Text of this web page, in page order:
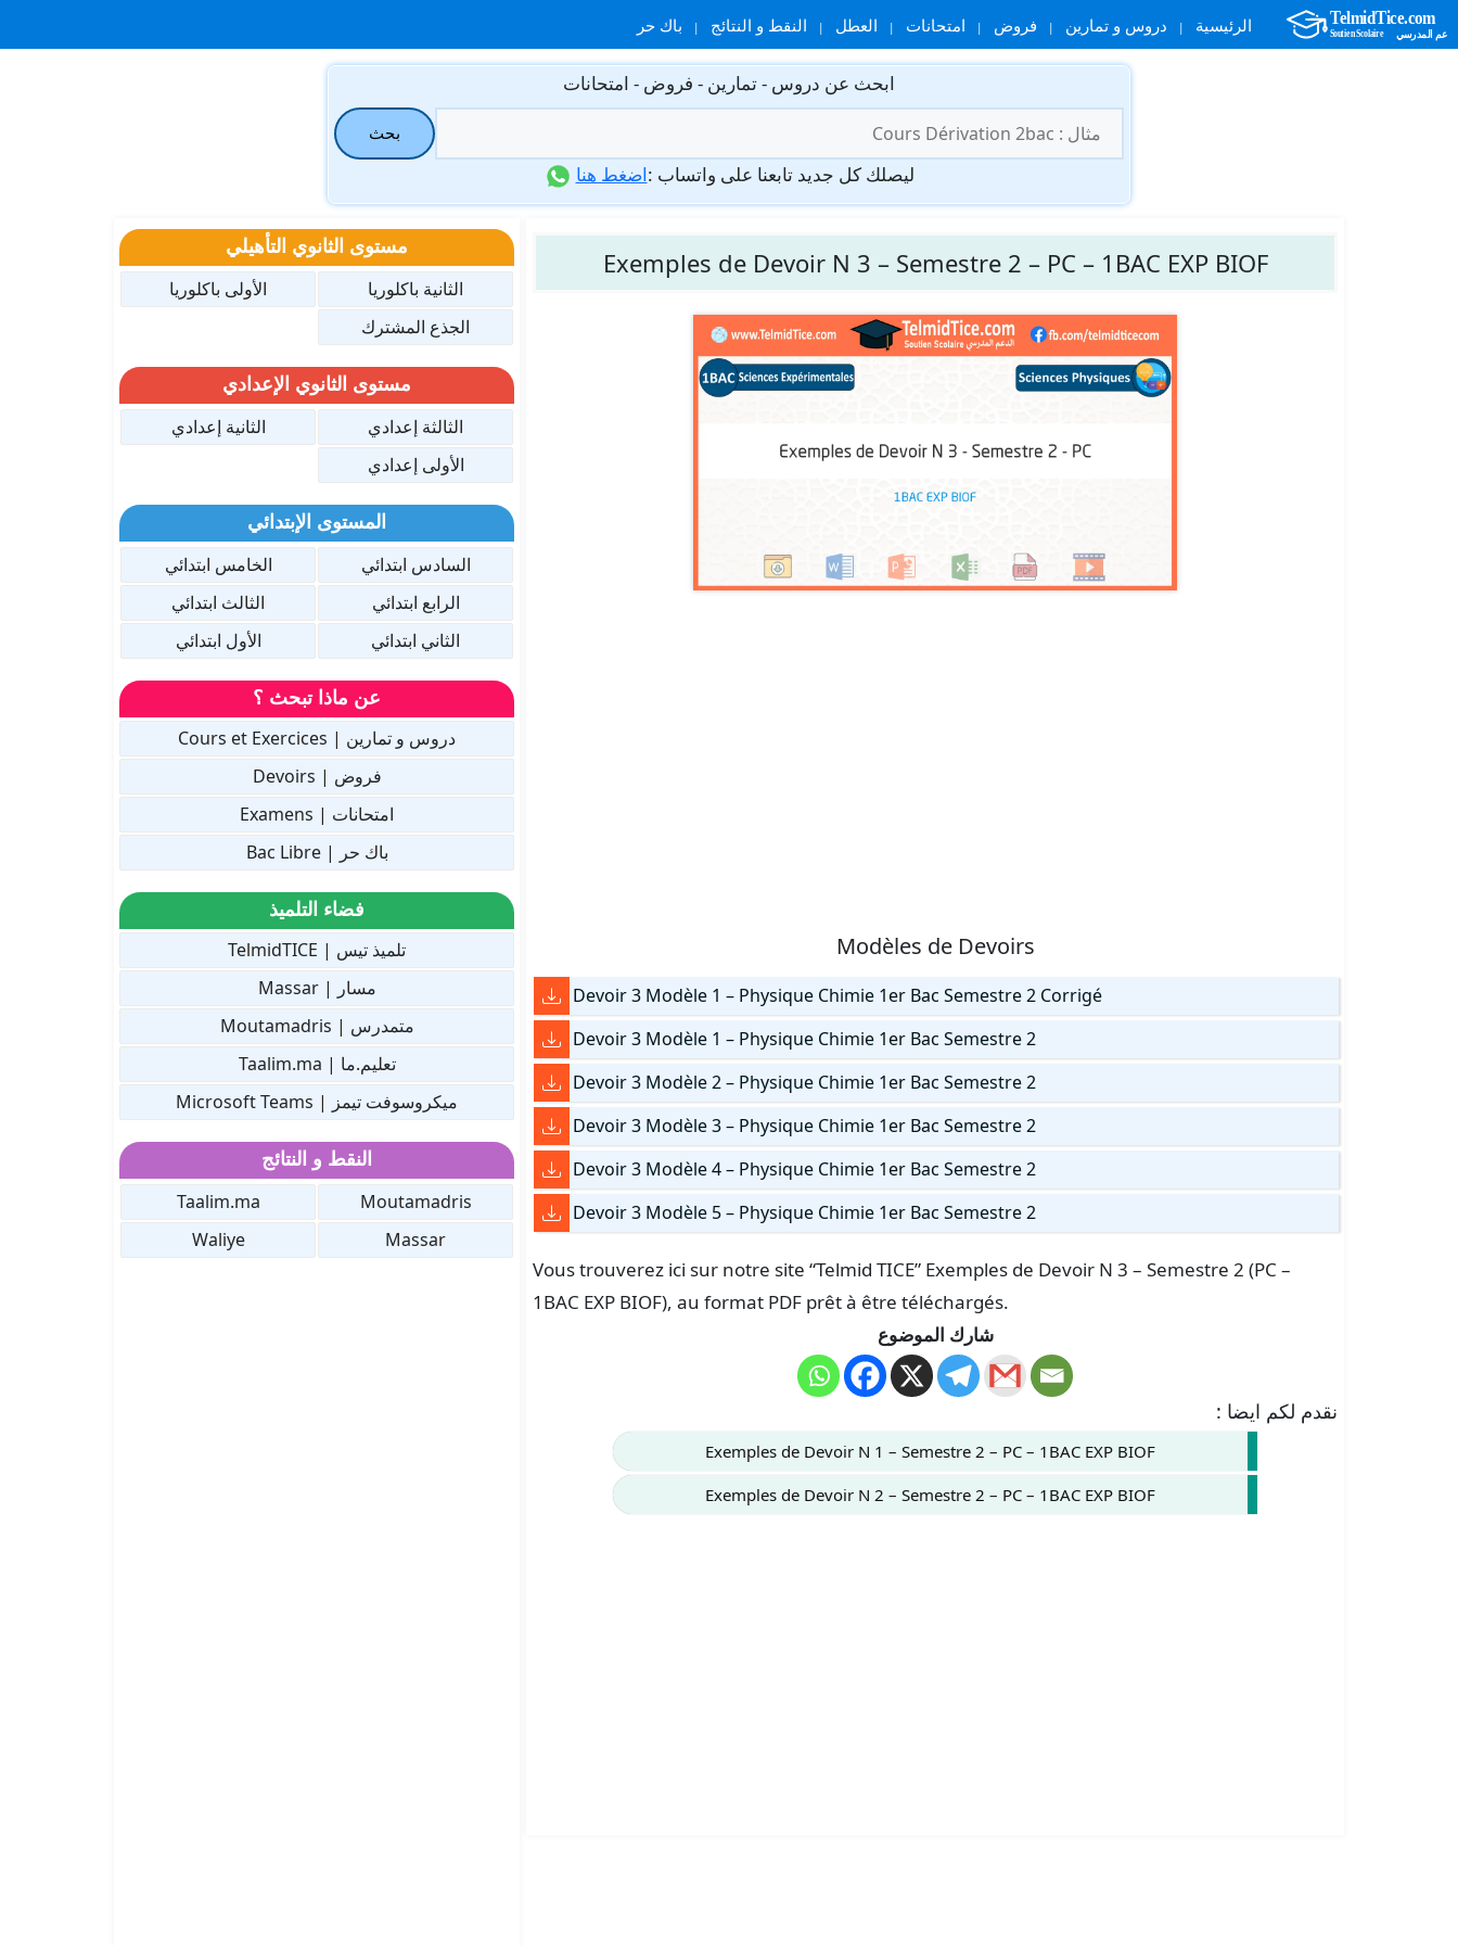
الرئيسية دروس و تمارين فروض امتحانات العطل النقط و النتائج باك حر
ابحث عن دروس - تمارين - فروض - امتحانات
عن:
بحث
ليصلك كل جديد تابعنا على واتساب :اضغط هنا
Exemples de Devoir N 3 – Semestre 2 – PC – 1BAC EXP BIOF
Modèles de Devoirs
Devoir 3 Modèle 1 – Physique Chimie 1er Bac Semestre 2 Corrigé
Devoir 3 Modèle 1 – Physique Chimie 1er Bac Semestre 2
Devoir 3 Modèle 2 – Physique Chimie 1er Bac Semestre 2
Devoir 3 Modèle 3 – Physique Chimie 1er Bac Semestre 2
Devoir 3 Modèle 4 – Physique Chimie 1er Bac Semestre 2
Devoir 3 Modèle 5 – Physique Chimie 1er Bac Semestre 2
Vous trouverez ici sur notre site “Telmid TICE” Exemples de Devoir N 3 – Semestre 2 (PC –
1BAC EXP BIOF), au format PDF prêt à être téléchargés.
شارك الموضوع
نقدم لكم ايضا :
Exemples de Devoir N 1 – Semestre 2 – PC – 1BAC EXP BIOF
Exemples de Devoir N 2 – Semestre 2 – PC – 1BAC EXP BIOF
مستوى الثانوي التأهيلي
الثانية باكلوريا
الأولى باكلوريا
الجذع المشترك
مستوى الثانوي الإعدادي
الثالثة إعدادي
الثانية إعدادي
الأولى إعدادي
المستوى الإبتدائي
السادس ابتدائي
الخامس ابتدائي
الرابع ابتدائي
الثالث ابتدائي
الثاني ابتدائي
الأول ابتدائي
عن ماذا تبحث ؟
دروس و تمارين | Cours et Exercices
فروض | Devoirs
امتحانات | Examens
باك حر | Bac Libre
فضاء التلميذ
تلميذ تيس | TelmidTICE
مسار | Massar
متمدرس | Moutamadris
تعليم.ما | Taalim.ma
ميكروسوفت تيمز | Microsoft Teams
النقط و النتائج
Moutamadris
Taalim.ma
Massar
Waliye